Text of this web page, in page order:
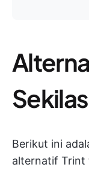
Sekilas
Berikut ini
alternatif Trint